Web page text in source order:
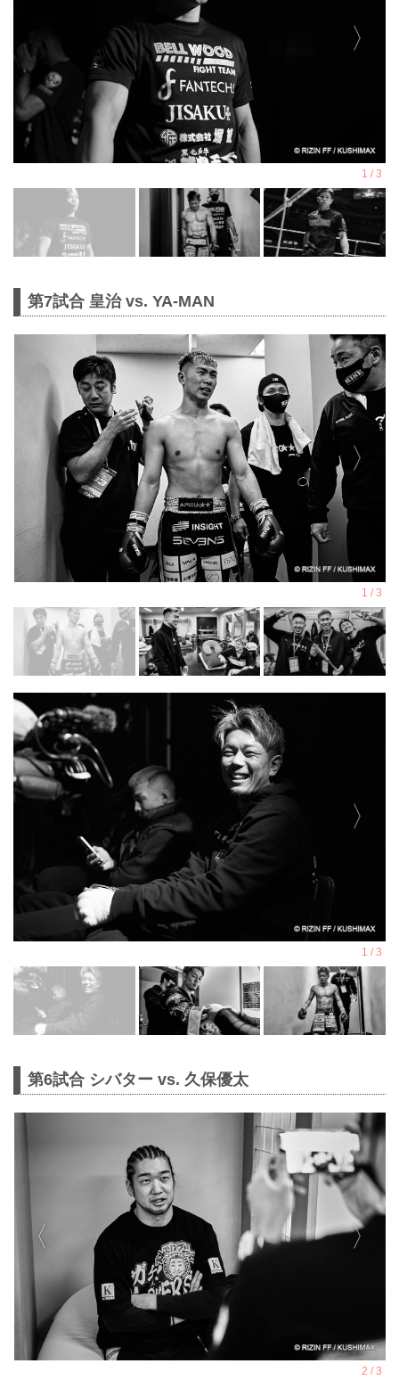
第7試合 皇治 vs. YA-MAN
第6試合 シバター vs. 久保優太